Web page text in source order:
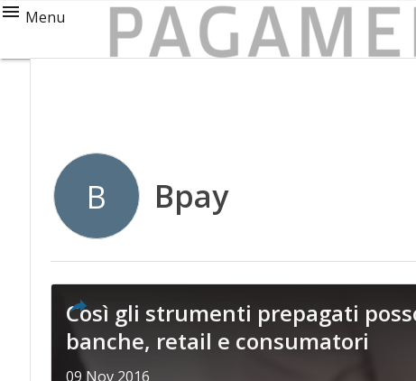
Menu
B Bpay
Così gli strumenti prepagati
banche, retail e consumatori
09 Nov 2016